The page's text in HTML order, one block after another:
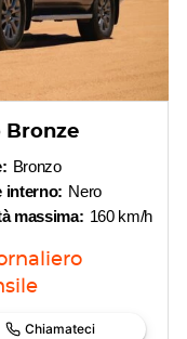
Bronze
Bronzo
interno: Nero
massima: 160 km/h
Chiamateci